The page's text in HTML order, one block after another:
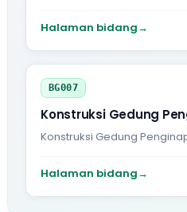
Halaman bidang→
BG007
Konstruksi Gedung
Konstruksi Gedung
Halaman bidang→